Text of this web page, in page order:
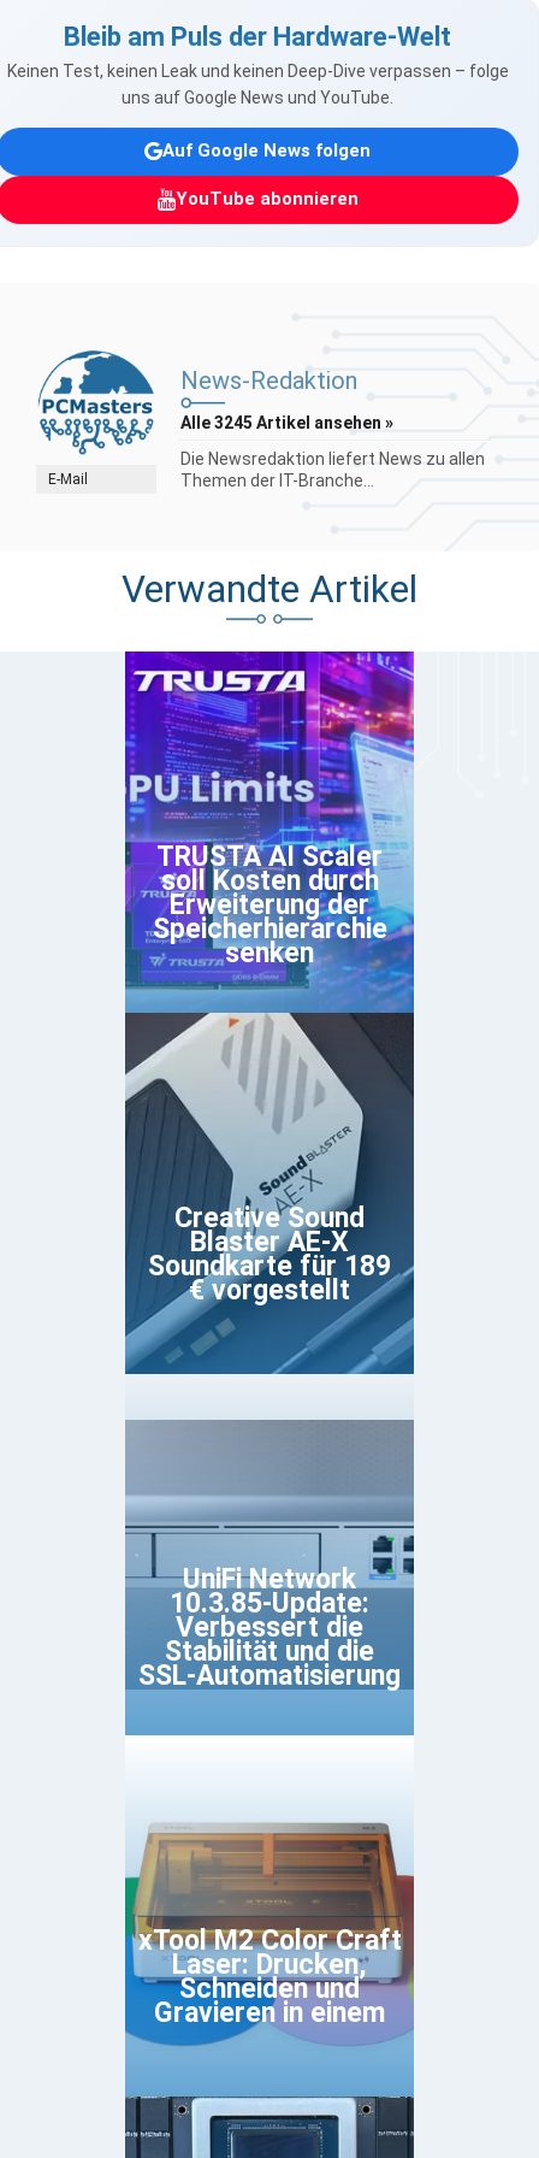
Bleib am Puls der Hardware-Welt
Keinen Test, keinen Leak und keinen Deep-Dive verpassen – folge
uns auf Google News und YouTube.
Auf Google News folgen
YouTube abonnieren
E-Mail
News-Redaktion
Alle 3245 Artikel ansehen »
Die Newsredaktion liefert News zu allen
Themen der IT-Branche...
Verwandte Artikel
TRUSTA AI Scaler
soll Kosten durch
Erweiterung der
Speicherhierarchie
senken
Creative Sound
Blaster AE-X
Soundkarte für 189
€ vorgestellt
UniFi Network
10.3.85-Update:
Verbessert die
Stabilität und die
SSL-Automatisierung
xTool M2 Color Craft
Laser: Drucken,
Schneiden und
Gravieren in einem